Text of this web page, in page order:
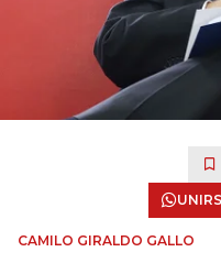
CAMILO GIRALDO GALLO